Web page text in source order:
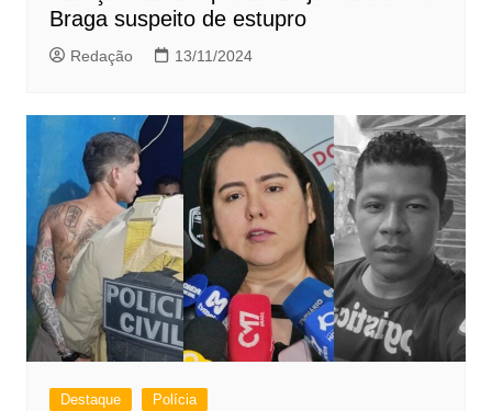
Braga suspeito de estupro
Redação 13/11/2024
Destaque Polícia